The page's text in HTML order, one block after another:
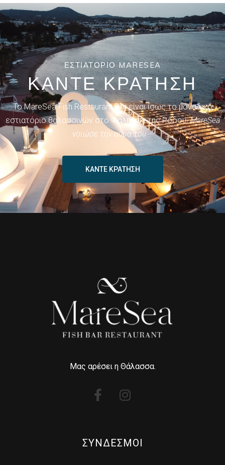
ΕΣΤΙΑΤΟΡΙΟ MARESEA
ΚΑΝΤΕ ΚΡΑΤΗΣΗ
Το MareSea Fish Restaurant Bar είναι ίσως το μοναδικό
εστιατόριο θαλασσινών στο Φαληράκι της Ρόδου.ΜareSea
νοιώσε την αύρα του….
ΚΑΝΤΕ ΚΡΑΤΗΣΗ
Μας αρέσει η Θάλασσα.
ΣΥΝΔΕΣΜΟΙ